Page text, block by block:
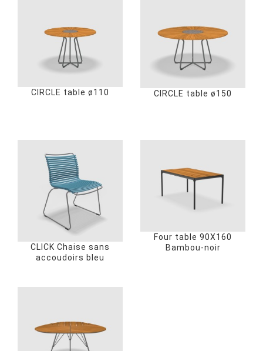
CIRCLE table ø110 CIRCLE table ø150
CLICK Chaise sans
accoudoirs bleu
Four table 90X160
Bambou-noir